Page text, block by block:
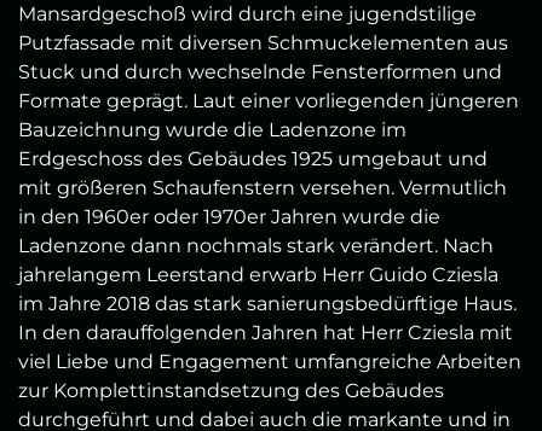
Mansardgeschoß wird durch eine jugendstilige
Putzfassade mit diversen Schmuckelementen aus
Stuck und durch wechselnde Fensterformen und
Formate geprägt. Laut einer vorliegenden jüngeren
Bauzeichnung wurde die Ladenzone im
Erdgeschoss des Gebäudes 1925 umgebaut und
mit größeren Schaufenstern versehen. Vermutlich
in den 1960er oder 1970er Jahren wurde die
Ladenzone dann nochmals stark verändert. Nach
jahrelangem Leerstand erwarb Herr Guido Cziesla
im Jahre 2018 das stark sanierungsbedürftige Haus.
In den darauffolgenden Jahren hat Herr Cziesla mit
viel Liebe und Engagement umfangreiche Arbeiten
zur Komplettinstandsetzung des Gebäudes
durchgeführt und dabei auch die markante und in